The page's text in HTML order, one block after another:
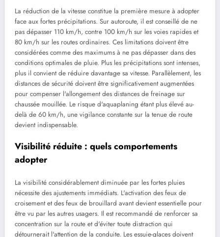
La réduction de la vitesse constitue la première mesure à adopter
face aux fortes précipitations. Sur autoroute, il est conseillé de ne
pas dépasser 110 km/h, contre 100 km/h sur les voies rapides et
80 km/h sur les routes ordinaires. Ces limitations doivent être
considérées comme des maximums à ne pas dépasser dans des
conditions optimales de pluie. Plus les précipitations sont intenses,
plus il convient de réduire davantage sa vitesse. Parallèlement, les
distances de sécurité doivent être significativement augmentées
pour compenser l'allongement des distances de freinage sur
chaussée mouillée. Le risque d'aquaplaning étant plus élevé au-
delà de 60 km/h, une vigilance constante sur la tenue de route
devient indispensable.
Visibilité réduite : quels comportements
adopter
La visibilité considérablement diminuée par les fortes pluies
nécessite des ajustements immédiats. L'activation des feux de
croisement et des feux de brouillard avant devient essentielle pour
être vu par les autres usagers. Il est recommandé de renforcer sa
concentration sur la route et d'éviter toute distraction qui
détournerait l'attention de la conduite. Les essuie-glaces doivent